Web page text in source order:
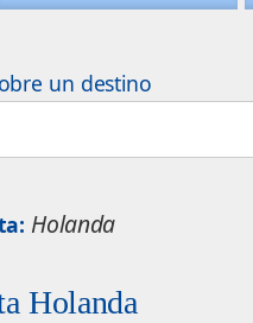
un destino
Holanda
Holanda